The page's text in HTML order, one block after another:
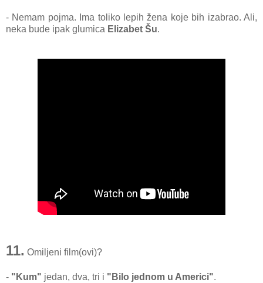
- Nemam pojma. Ima toliko lepih žena koje bih izabrao. Ali,
neka bude ipak glumica Elizabet Šu.
11. Omiljeni film(ovi)?
- "Kum" jedan, dva, tri i "Bilo jednom u Americi".